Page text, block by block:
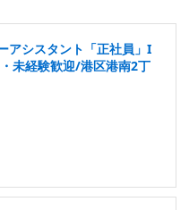
アシスタント「正社員」I
未経験歓迎/港区港南2丁